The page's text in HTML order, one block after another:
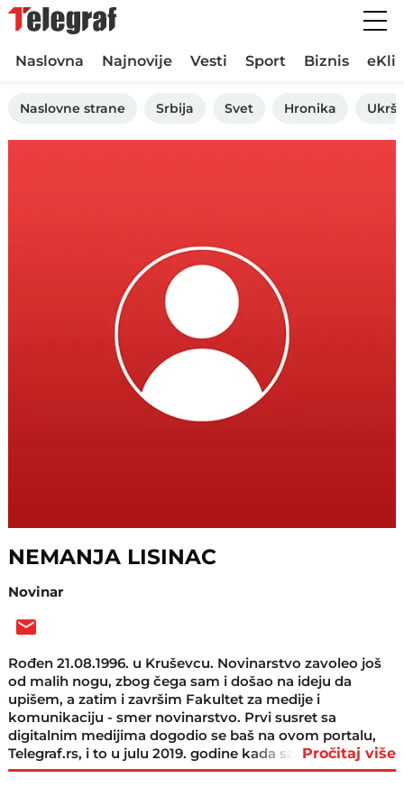
Naslovna Najnovije Vesti Sport Biznis
Naslovne strane Srbija Svet Hronika
NEMANJA LISINAC
Novinar
Rođen 21.08.1996. u Kruševcu. Novinarstvo zavoleo još
od malih nogu, zbog čega sam i došao na ideju da
upišem, a zatim i završim Fakultet za medije i
komunikaciju - smer novinarstvo. Prvi susret sa
digitalnim medijima dogodio se baš na ovom portalu,
Telegraf.rs, i to u julu 2019. godine kada sam zvanično i
započeo novinarsku karijeru. Nakon nekoliko kratkih
Pročitaj više